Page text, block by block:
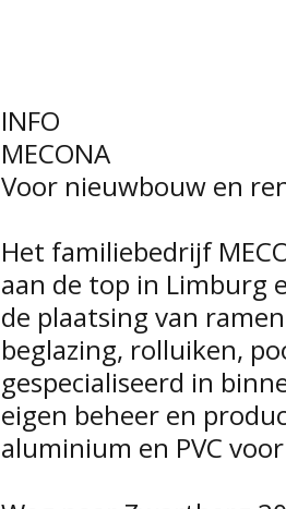
INFO
MECONA
Voor nieuwbouw en
Het familiebedrijf
aan de top in Limburg
de plaatsing van
beglazing, rolluiken,
gespecialiseerd in
eigen beheer en
aluminium en PVC